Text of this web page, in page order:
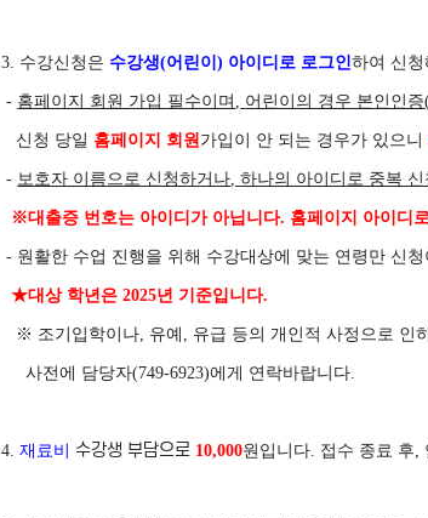
3. 수강신청은 수강생(어린이) 아이디로 로그인하여 신
- 홈페이지 회원 가입 필수이며 , 어린이의 경우 본인인증
신청 당일 홈페이지 회원가입이 안 되는 경우가 있으니
- 보호자 이름으로 신청하거나,하나의 아이디로 중복
※대출증 번호는 아이디가 아닙니다. 홈페이지 아이디
- 원활한 수업 진행을 위해 수강대상에 맞는 연령만 신
★대상 학년은 2025년 기준입니다.
※ 조기입학이나, 유예 , 유급 등의 개인적 사정으로 인
사전에 담당자(749-6923)에게 연락바랍니다.
4.재료비 수강생 부담으로 10,000원입니다. 접수 종료 후,